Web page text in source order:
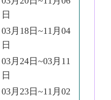
日
03月18日~11月04
日
03月24日~03月11
日
03月23日~11月02